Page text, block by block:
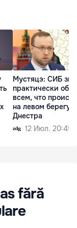
Мустяцэ: СИБ
практически обо
всем, что
на левом берегу
Днестра
12 Июл. 20:45
fără